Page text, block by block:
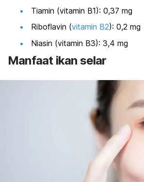
Tiamin (vitamin B1): 0,37 mg
Riboflavin (vitamin B2): 0,2 mg
Niasin (vitamin B3): 3,4 mg
Manfaat ikan selar